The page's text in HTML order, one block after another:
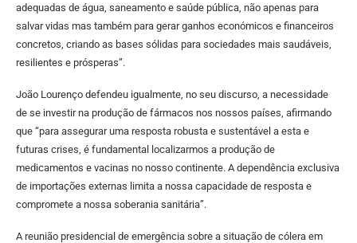
adequadas de água, saneamento e saúde pública, não apenas para
salvar vidas mas também para gerar ganhos económicos e financeiros
concretos, criando as bases sólidas para sociedades mais saudáveis,
resilientes e prósperas”.
João Lourenço defendeu igualmente, no seu discurso, a necessidade
de se investir na produção de fármacos nos nossos países, afirmando
que “para assegurar uma resposta robusta e sustentável a esta e
futuras crises, é fundamental localizarmos a produção de
medicamentos e vacinas no nosso continente. A dependência exclusiva
de importações externas limita a nossa capacidade de resposta e
compromete a nossa soberania sanitária”.
A reunião presidencial de emergência sobre a situação de cólera em